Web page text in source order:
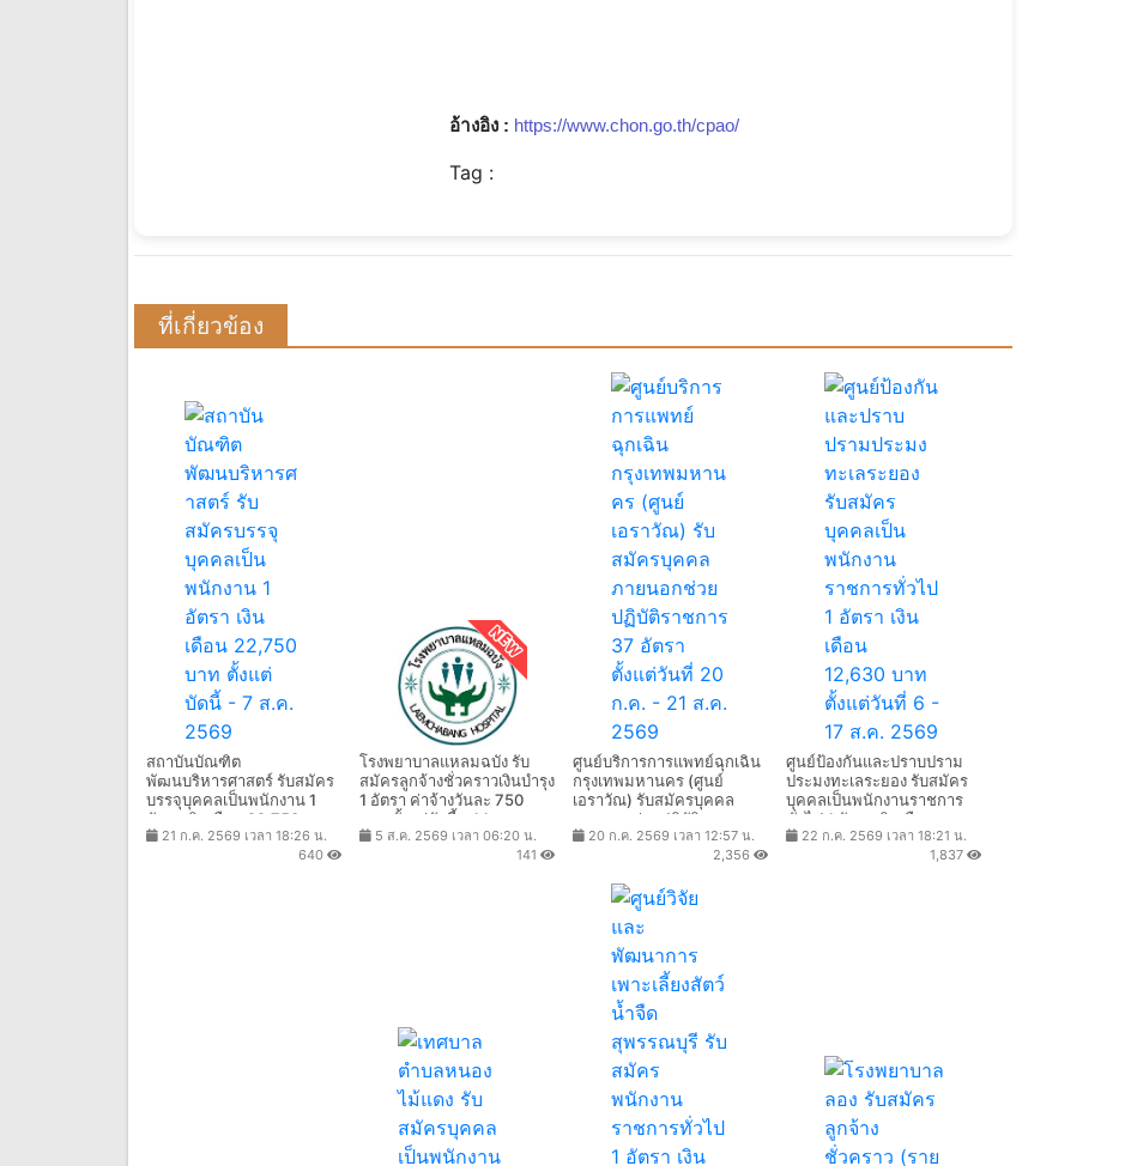
อ้างอิง : https://www.chon.go.th/cpao/
Tag :
ที่เกี่ยวข้อง
สถาบันบัณฑิต
พัฒนบริหารศาสตร์ รับสมัคร
บรรจุบุคคลเป็นพนักงาน 1
อัตรา เงินเดือน 22,750 บาท
ตั้งแต่บัดนี้ - 7 ส.ค. 2569
21 ก.ค. 2569 เวลา 18:26 น.
640
โรงพยาบาลแหลมฉบัง รับ
สมัครลูกจ้างชั่วคราวเงินบำรุง
1 อัตรา ค่าจ้างวันละ 750
บาท ตั้งแต่บัดนี้ - 14 ส.ค.
25695 ส.ค. 2569 เวลา 06:20 น.
141
ศูนย์บริการการแพทย์ฉุกเฉิน
กรุงเทพมหานคร (ศูนย์
เอราวัณ) รับสมัครบุคคล
ภายนอกช่วยปฏิบัติราชการ
37 อัตรา ตั้งแต่วันที่ 20 ก.ค. -
20 ก.ค. 2569 เวลา 12:57 น.
2,356
ศูนย์ป้องกันและปราบปราม
ประมงทะเลระยอง รับสมัคร
บุคคลเป็นพนักงานราชการ
ทั่วไป 1 อัตรา เงินเดือน
12,630 บาท ตั้งแต่วันที่ 6 -
22 ก.ค. 2569 เวลา 18:21 น.
1,837